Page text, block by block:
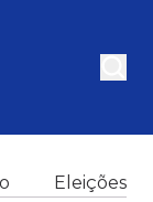
Eleições